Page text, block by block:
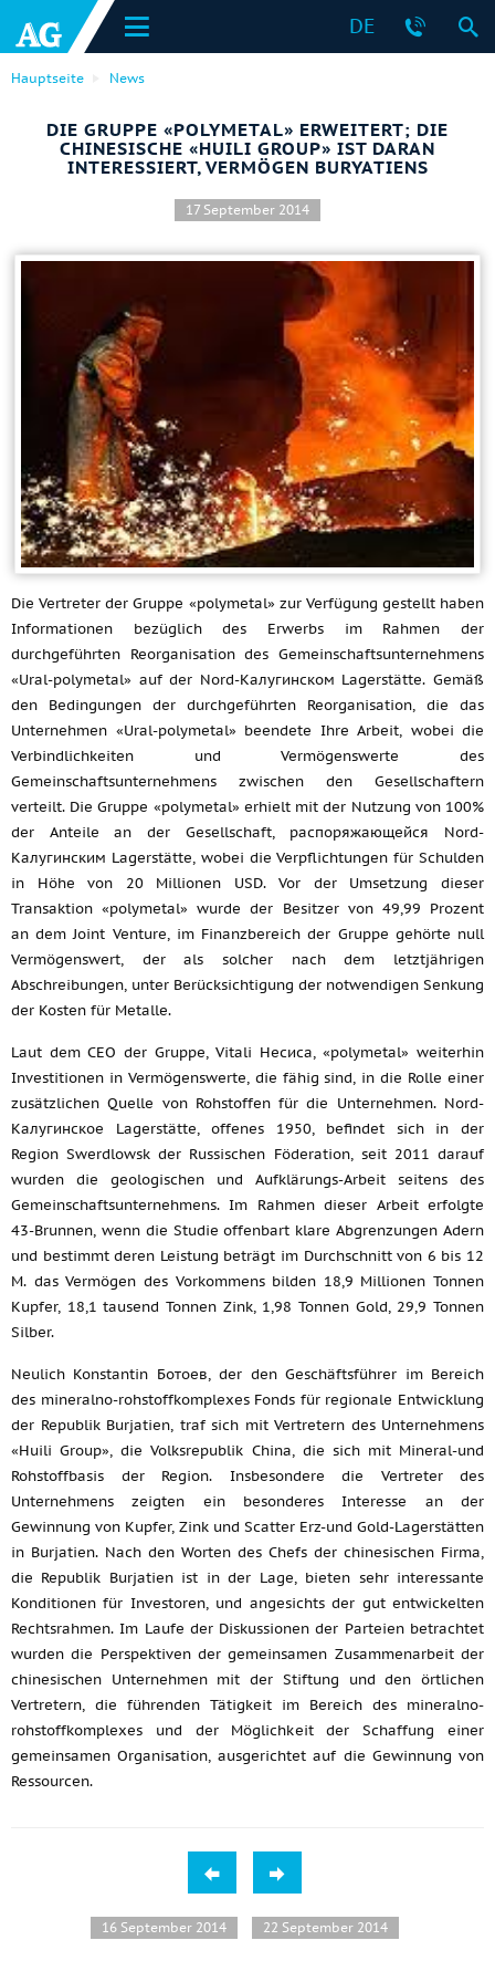
DE
Hauptseite News
DIE GRUPPE «POLYMETAL» ERWEITERT; DIE
CHINESISCHE «HUILI GROUP» IST DARAN
INTERESSIERT, VERMÖGEN BURYATIENS
17 September 2014
Die Vertreter der Gruppe «polymetal» zur Verfügung gestellt haben
Informationen bezüglich des Erwerbs im Rahmen der
durchgeführten Reorganisation des Gemeinschaftsunternehmens
«Ural-polymetal» auf der Nord-Калугинском Lagerstätte. Gemäß
den Bedingungen der durchgeführten Reorganisation, die das
Unternehmen «Ural-polymetal» beendete Ihre Arbeit, wobei die
Verbindlichkeiten und Vermögenswerte des
Gemeinschaftsunternehmens zwischen den Gesellschaftern
verteilt. Die Gruppe «polymetal» erhielt mit der Nutzung von 100%
der Anteile an der Gesellschaft, распоряжающейся Nord-
Калугинским Lagerstätte, wobei die Verpflichtungen für Schulden
in Höhe von 20 Millionen USD. Vor der Umsetzung dieser
Transaktion «polymetal» wurde der Besitzer von 49,99 Prozent
an dem Joint Venture, im Finanzbereich der Gruppe gehörte null
Vermögenswert, der als solcher nach dem letztjährigen
Abschreibungen, unter Berücksichtigung der notwendigen Senkung
der Kosten für Metalle.
Laut dem CEO der Gruppe, Vitali Несиса, «polymetal» weiterhin
Investitionen in Vermögenswerte, die fähig sind, in die Rolle einer
zusätzlichen Quelle von Rohstoffen für die Unternehmen. Nord-
Калугинское Lagerstätte, offenes 1950, befindet sich in der
Region Swerdlowsk der Russischen Föderation, seit 2011 darauf
wurden die geologischen und Aufklärungs-Arbeit seitens des
Gemeinschaftsunternehmens. Im Rahmen dieser Arbeit erfolgte
43-Brunnen, wenn die Studie offenbart klare Abgrenzungen Adern
und bestimmt deren Leistung beträgt im Durchschnitt von 6 bis 12
M. das Vermögen des Vorkommens bilden 18,9 Millionen Tonnen
Kupfer, 18,1 tausend Tonnen Zink, 1,98 Tonnen Gold, 29,9 Tonnen
Silber.
Neulich Konstantin Ботоев, der den Geschäftsführer im Bereich
des mineralno-rohstoffkomplexes Fonds für regionale Entwicklung
der Republik Burjatien, traf sich mit Vertretern des Unternehmens
«Huili Group», die Volksrepublik China, die sich mit Mineral-und
Rohstoffbasis der Region. Insbesondere die Vertreter des
Unternehmens zeigten ein besonderes Interesse an der
Gewinnung von Kupfer, Zink und Scatter Erz-und Gold-Lagerstätten
in Burjatien. Nach den Worten des Chefs der chinesischen Firma,
die Republik Burjatien ist in der Lage, bieten sehr interessante
Konditionen für Investoren, und angesichts der gut entwickelten
Rechtsrahmen. Im Laufe der Diskussionen der Parteien betrachtet
wurden die Perspektiven der gemeinsamen Zusammenarbeit der
chinesischen Unternehmen mit der Stiftung und den örtlichen
Vertretern, die führenden Tätigkeit im Bereich des mineralno-
rohstoffkomplexes und der Möglichkeit der Schaffung einer
gemeinsamen Organisation, ausgerichtet auf die Gewinnung von
Ressourcen.
16 September 2014 22 September 2014